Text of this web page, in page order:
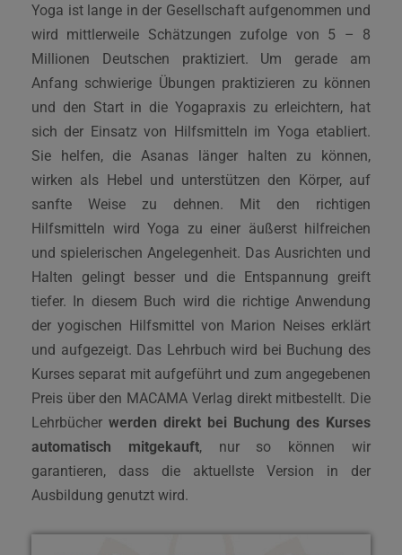
Yoga ist lange in der Gesellschaft aufgenommen und
wird mittlerweile Schätzungen zufolge von 5 – 8
Millionen Deutschen praktiziert. Um gerade am
Anfang schwierige Übungen praktizieren zu können
und den Start in die Yogapraxis zu erleichtern, hat
sich der Einsatz von Hilfsmitteln im Yoga etabliert.
Sie helfen, die Asanas länger halten zu können,
wirken als Hebel und unterstützen den Körper, auf
sanfte Weise zu dehnen. Mit den richtigen
Hilfsmitteln wird Yoga zu einer äußerst hilfreichen
und spielerischen Angelegenheit. Das Ausrichten und
Halten gelingt besser und die Entspannung greift
tiefer. In diesem Buch wird die richtige Anwendung
der yogischen Hilfsmittel von Marion Neises erklärt
und aufgezeigt. Das Lehrbuch wird bei Buchung des
Kurses separat mit aufgeführt und zum angegebenen
Preis über den MACAMA Verlag direkt mitbestellt. Die
Lehrbücher werden direkt bei Buchung des Kurses
automatisch mitgekauft, nur so können wir
garantieren, dass die aktuellste Version in der
Ausbildung genutzt wird.